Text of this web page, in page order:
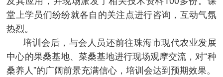
堂上学员们纷纷就各自的关注点进行咨询，互动气氛
热烈。
培训会后，与会人员还前往珠海市现代农业发展
中心的果桑基地、菜桑基地进行现场观摩交流，对“种
桑养人”的广阔前景充满信心，培训会达到预期效果。